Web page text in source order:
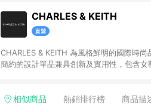
CHARLES & KEITH
CHARLES & KEITH 為風格鮮明的國際時
簡約的設計單品兼具創新及實用性，包含
相似商品 熱銷排行榜 商品描